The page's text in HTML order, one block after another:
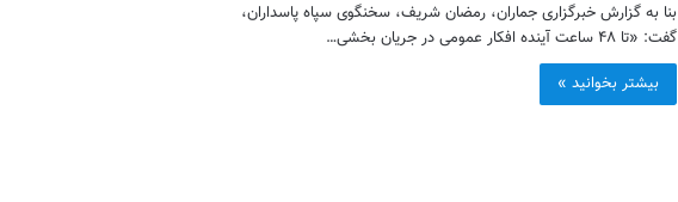
بنا به گزارش خبرگزاری جماران، رمضان شریف، سخنگوی سپاه پاسداران،
گفت: «تا ۴۸ ساعت آینده افکار عمومی در جریان بخشی…
بیشتر بخوانید »